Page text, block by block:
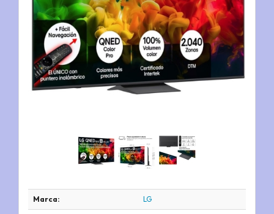
Marca: LG